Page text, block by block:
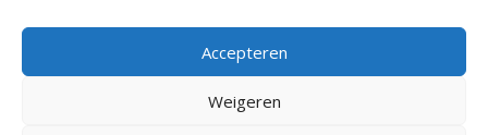
Accepteren
Weigeren
©KGA Kattengedragsadviesbureau
JoSiJo / Joost van Riel